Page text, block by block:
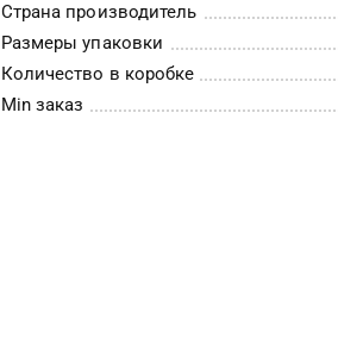
Страна производитель
Размеры упаковки
Количество в коробке
Min заказ